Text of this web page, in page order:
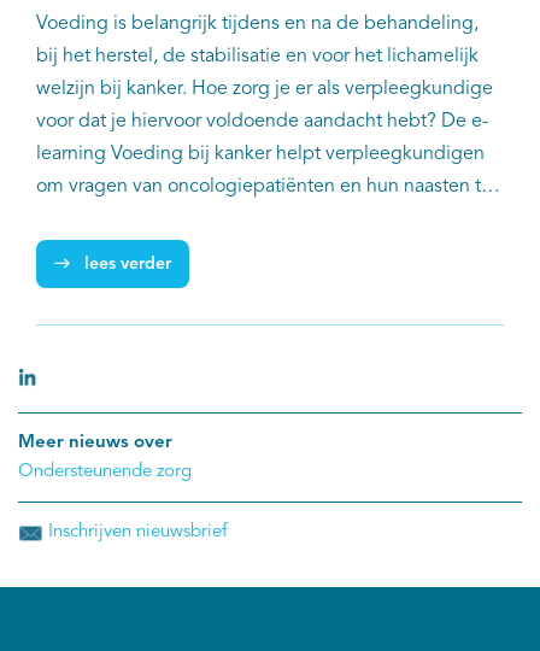
Voeding is belangrijk tijdens en na de behandeling,
bij het herstel, de stabilisatie en voor het lichamelijk
welzijn bij kanker. Hoe zorg je er als verpleegkundige
voor dat je hiervoor voldoende aandacht hebt? De e-
learning Voeding bij kanker helpt verpleegkundigen
om vragen van oncologiepatiënten en hun naasten te
handvatten hoe zij kunnen signaleren of en wanneer
ondersteuning bij voeding nodig is.
lees verder
Meer nieuws over
Ondersteunende zorg
Inschrijven nieuwsbrief